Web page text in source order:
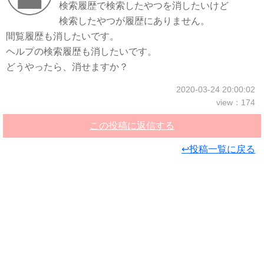
検索履歴で検索したやつを消したいけど
検索したやつが履歴にありません。
間覧履歴も消したいです。
ヘルプの検索履歴も消したいです。
どうやったら、消せますか？
2020-03-24 20:00:02
view：174
この投稿に返信する
↩投稿一覧に戻る